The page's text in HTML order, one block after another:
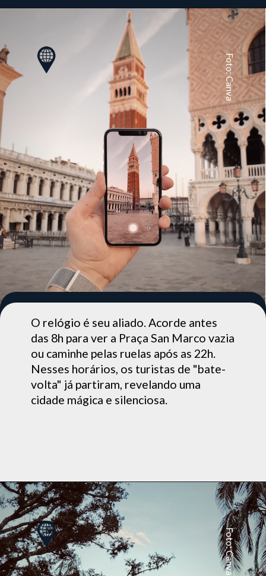
Foto: Canva
O relógio é seu aliado. Acorde antes
das 8h para ver a Praça San Marco vazia
ou caminhe pelas ruelas após as 22h.
Nesses horários, os turistas de "bate-
volta" já partiram, revelando uma
cidade mágica e silenciosa.
Foto: Canva